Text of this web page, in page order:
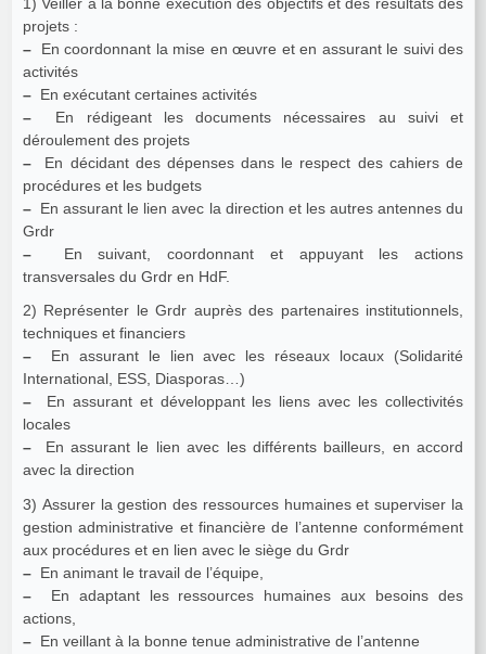
projets :
– En coordonnant la mise en œuvre et en assurant le suivi des
activités
– En exécutant certaines activités
– En rédigeant les documents nécessaires au suivi et
déroulement des projets
– En décidant des dépenses dans le respect des cahiers de
procédures et les budgets
– En assurant le lien avec la direction et les autres antennes du
Grdr
– En suivant, coordonnant et appuyant les actions
transversales du Grdr en HdF.
2) Représenter le Grdr auprès des partenaires institutionnels,
techniques et financiers
– En assurant le lien avec les réseaux locaux (Solidarité
International, ESS, Diasporas…)
– En assurant et développant les liens avec les collectivités
locales
– En assurant le lien avec les différents bailleurs, en accord
avec la direction
3) Assurer la gestion des ressources humaines et superviser la
gestion administrative et financière de l’antenne conformément
aux procédures et en lien avec le siège du Grdr
– En animant le travail de l’équipe,
– En adaptant les ressources humaines aux besoins des
actions,
– En veillant à la bonne tenue administrative de l’antenne